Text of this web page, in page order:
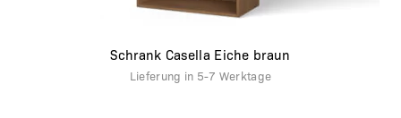
Schrank Casella Eiche braun
Lieferung in 5-7 Werktage